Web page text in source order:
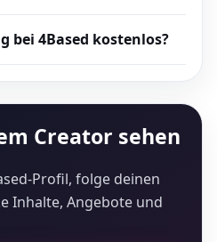
bei 4Based kostenlos?
Creator sehen
Profil, folge deinen
Inhalte, Angebote und